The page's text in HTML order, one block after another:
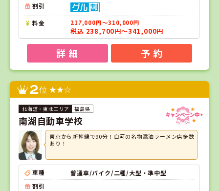
割引
料金 217,000円～310,000円
税込 238,700円～341,000円
詳 細 予 約
2位
福島県
南湖自動車学校
東京から新幹線で90分！白河の名物醤油ラーメン店多数
あり！
車種
普通車/バイク/二種/大型・準中型
割引